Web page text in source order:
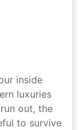
inside
luxuries
out, the
to survive